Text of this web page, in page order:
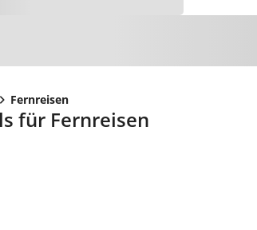
Fernreisen
für Fernreisen